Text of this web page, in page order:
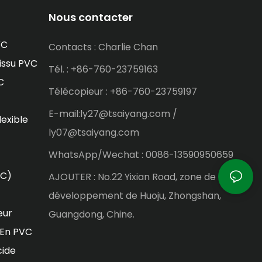
PVC
PVC
Nous contacter
Contacts : Charlie Chan
Tél. : +86-760-23759163
Télécopieur : +86-760-23759197
E-mail:ly27@tsaiyang.com /
ly07@tsaiyang.com
WhatsApp/Wechat : 0086-13590950659
AJOUTER : No.22 Yixian Road, zone de
développement de Huoju, Zhongshan,
Guangdong, Chine.